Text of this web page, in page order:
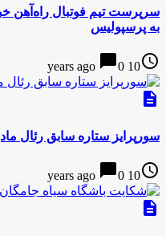
سرپرست تیم فوتبال راه‌آهن
به پرسپولیس
access_time
10 years ago
chat_bubble0
description
سورپرایز ستاره سابق رئال
access_time
10 years ago
chat_bubble0
description